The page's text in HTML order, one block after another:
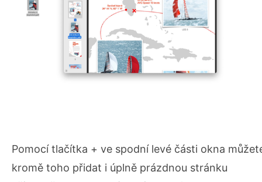
Pomocí tlačítka + ve spodní levé části okna
kromě toho přidat i úplně prázdnou stránku